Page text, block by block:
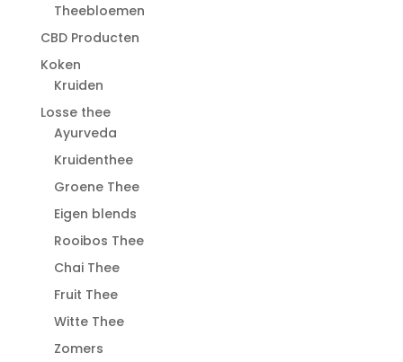
Theebloemen
CBD Producten
Koken
Kruiden
Losse thee
Ayurveda
Kruidenthee
Groene Thee
Eigen blends
Rooibos Thee
Chai Thee
Fruit Thee
Witte Thee
Zomers